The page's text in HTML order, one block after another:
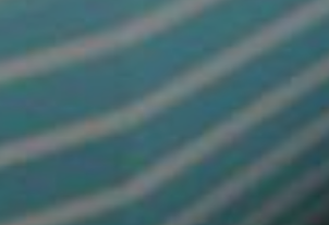
Juomat
Historia
Maat
Uutiset
Ota yhteyttä
Kauppa